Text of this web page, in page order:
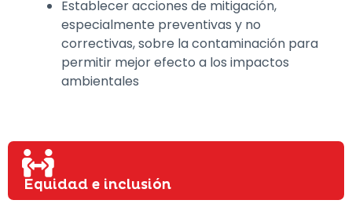
Establecer acciones de mitigación,
especialmente preventivas y no
correctivas, sobre la contaminación para
permitir mejor efecto a los impactos
ambientales
Equidad e inclusión